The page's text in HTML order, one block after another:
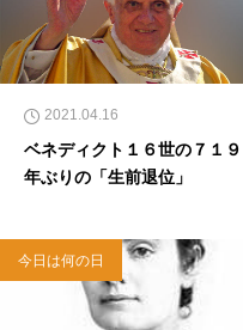
2021.04.16
ベネディクト１６世の７１９
年ぶりの「生前退位」
今日は何の日